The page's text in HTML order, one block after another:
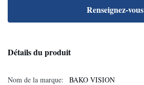
Renseignez-vous
Détails du produit
Nom de la marque:
BAKO VISION